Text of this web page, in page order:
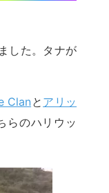
した。タナが
Clanと アリッ
らのハリウッ